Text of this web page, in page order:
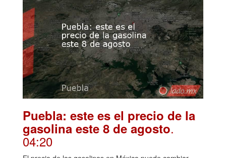
Puebla: este es el precio de la
gasolina este 8 de agosto.
04:20